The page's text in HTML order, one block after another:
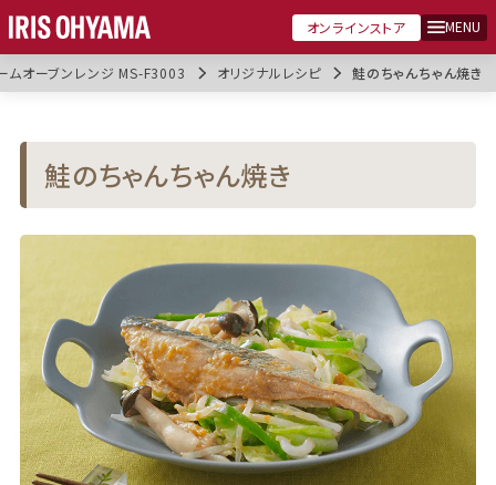
オンラインストア MENU
ムオーブンレンジ MS-F3003 オリジナルレシピ 鮭のちゃんちゃん焼き
鮭のちゃんちゃん焼き